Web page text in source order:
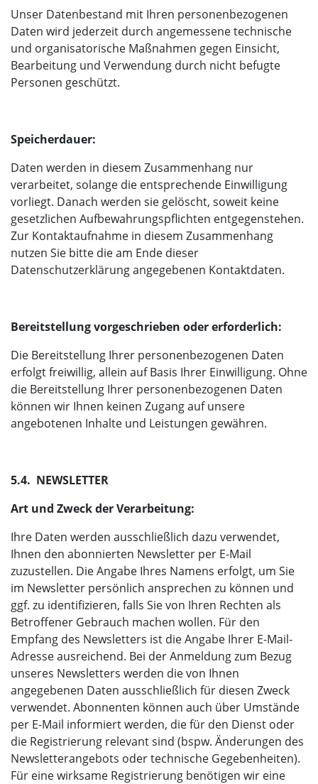
Unser Datenbestand mit Ihren personenbezogenen
Daten wird jederzeit durch angemessene technische
und organisatorische Maßnahmen gegen Einsicht,
Bearbeitung und Verwendung durch nicht befugte
Personen geschützt.
Speicherdauer:
Daten werden in diesem Zusammenhang nur
verarbeitet, solange die entsprechende Einwilligung
vorliegt. Danach werden sie gelöscht, soweit keine
gesetzlichen Aufbewahrungspflichten entgegenstehen.
Zur Kontaktaufnahme in diesem Zusammenhang
nutzen Sie bitte die am Ende dieser
Datenschutzerklärung angegebenen Kontaktdaten.
Bereitstellung vorgeschrieben oder erforderlich:
Die Bereitstellung Ihrer personenbezogenen Daten
erfolgt freiwillig, allein auf Basis Ihrer Einwilligung. Ohne
die Bereitstellung Ihrer personenbezogenen Daten
können wir Ihnen keinen Zugang auf unsere
angebotenen Inhalte und Leistungen gewähren.
5.4. NEWSLETTER
Art und Zweck der Verarbeitung:
Ihre Daten werden ausschließlich dazu verwendet,
Ihnen den abonnierten Newsletter per E-Mail
zuzustellen. Die Angabe Ihres Namens erfolgt, um Sie
im Newsletter persönlich ansprechen zu können und
ggf. zu identifizieren, falls Sie von Ihren Rechten als
Betroffener Gebrauch machen wollen. Für den
Empfang des Newsletters ist die Angabe Ihrer E-Mail-
Adresse ausreichend. Bei der Anmeldung zum Bezug
unseres Newsletters werden die von Ihnen
angegebenen Daten ausschließlich für diesen Zweck
verwendet. Abonnenten können auch über Umstände
per E-Mail informiert werden, die für den Dienst oder
die Registrierung relevant sind (bspw. Änderungen des
Newsletterangebots oder technische Gegebenheiten).
Für eine wirksame Registrierung benötigen wir eine